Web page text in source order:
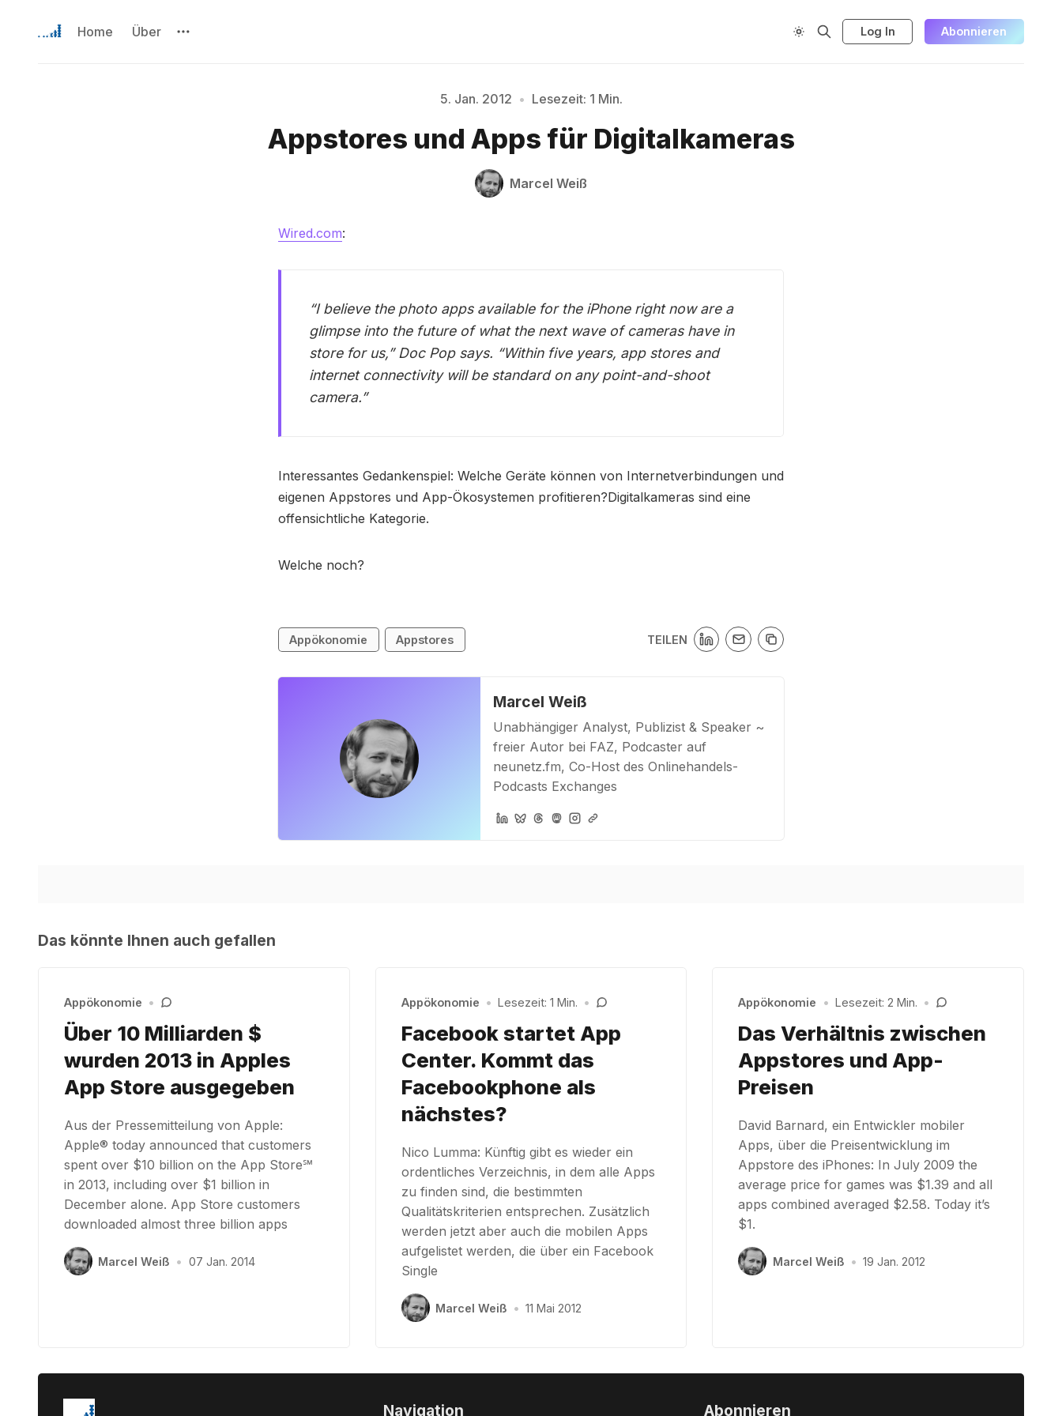
Home Über Log In Abonnieren
Bitte geben Sie mindestens 3 Zeichen ein
5. Jan. 2012 • Lesezeit: 1 Min.
Appstores und Apps für Digitalkameras
Marcel Weiß
Wired.com:
“I believe the photo apps available for the iPhone right now are a
glimpse into the future of what the next wave of cameras have in
store for us,” Doc Pop says. “Within five years, app stores and
internet connectivity will be standard on any point-and-shoot
camera.”
Interessantes Gedankenspiel: Welche Geräte können von Internetverbindungen und
eigenen Appstores und App-Ökosystemen profitieren?Digitalkameras sind eine
offensichtliche Kategorie.
Welche noch?
Appökonomie Appstores TEILEN
Marcel Weiß
Unabhängiger Analyst, Publizist & Speaker ~
freier Autor bei FAZ, Podcaster auf
neunetz.fm, Co-Host des Onlinehandels-
Podcasts Exchanges
Das könnte Ihnen auch gefallen
Appökonomie •
Über 10 Milliarden $
wurden 2013 in Apples
App Store ausgegeben
Aus der Pressemitteilung von Apple:
Apple® today announced that customers
spent over $10 billion on the App Store℠
in 2013, including over $1 billion in
December alone. App Store customers
downloaded almost three billion apps
Marcel Weiß • 07 Jan. 2014
Appökonomie • Lesezeit: 1 Min. •
Facebook startet App
Center. Kommt das
Facebookphone als
nächstes?
Nico Lumma: Künftig gibt es wieder ein
ordentliches Verzeichnis, in dem alle Apps
zu finden sind, die bestimmten
Qualitätskriterien entsprechen. Zusätzlich
werden jetzt aber auch die mobilen Apps
aufgelistet werden, die über ein Facebook
Single
Marcel Weiß • 11 Mai 2012
Appökonomie • Lesezeit: 2 Min. •
Das Verhältnis zwischen
Appstores und App-
Preisen
David Barnard, ein Entwickler mobiler
Apps, über die Preisentwicklung im
Appstore des iPhones: In July 2009 the
average price for games was $1.39 and all
apps combined averaged $2.58. Today it’s
$1.
Marcel Weiß • 19 Jan. 2012
Navigation Abonnieren